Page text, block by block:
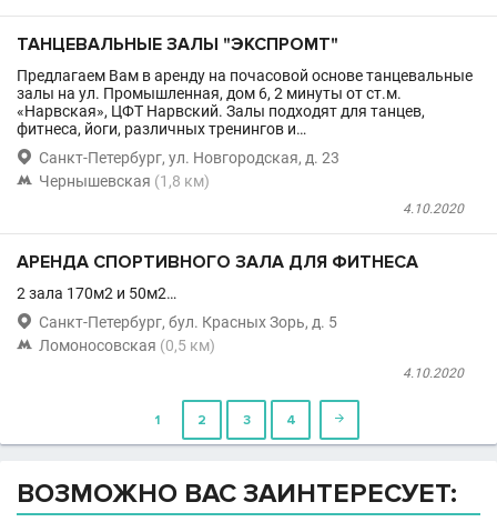
ТАНЦЕВАЛЬНЫЕ ЗАЛЫ "ЭКСПРОМТ"
Предлагаем Вам в аренду на почасовой основе танцевальные
залы на ул. Промышленная, дом 6, 2 минуты от ст.м.
«Нарвская», ЦФТ Нарвский. Залы подходят для танцев,
фитнеса, йоги, различных тренингов и…
 Санкт-Петербург, ул. Новгородская, д. 23
 Чернышевская (1,8 км)
4.10.2020
АРЕНДА СПОРТИВНОГО ЗАЛА ДЛЯ ФИТНЕСА
2 зала 170м2 и 50м2…
 Санкт-Петербург, бул. Красных Зорь, д. 5
 Ломоносовская (0,5 км)
4.10.2020
1 2 3 4 
ВОЗМОЖНО ВАС ЗАИНТЕРЕСУЕТ: